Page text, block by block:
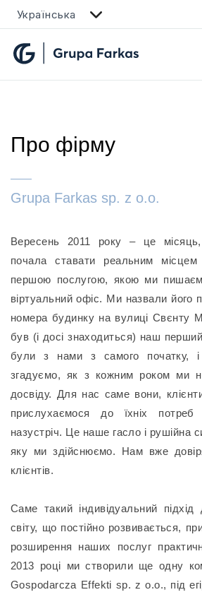
Українська
Про фiрму
Grupa Farkas sp. z o.o.
Вересень 2011 року – це
почала ставати реальним
першою послугою, якою ми
віртуальний офіс. Ми назвали його
номера будинку на вулиці Свєнту
був (і досі знаходиться) наш
були з нами з самого початку,
згадуємо, як з кожним роком ми
досвіду. Для нас саме вони,
прислухаємося до їхніх
назустріч. Це наше гасло і рушійна
яку ми здійснюємо. Нам вже
клієнтів.
Саме такий індивідуальний підхід
світу, що постійно розвивається,
розширення наших послуг
2013 році ми створили ще одну
Gospodarcza Effekti sp. z o.o., під